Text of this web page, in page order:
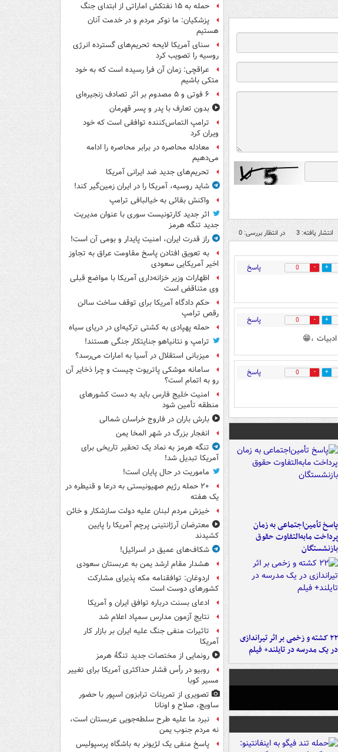
انتشار یافته: 3 در انتظار بررسی: 0
0 پاسخ
0 پاسخ
،😁
0 پاسخ
پاسخ تأمین‌اجتماعی به زمان
پرداخت مابه‌التفاوت حقوق
بازنشستگان
۲۲ کشته و زخمی بر اثر تیراندازی
در یک مدرسه در تایلند+ فیلم
حمله به ۱۵ نفتکش‌ اماراتی از ابتدای جنگ
پزشکیان: ما نوکر مردم و در خدمت آنان
هستیم
سنای آمریکا لایحه تحریم‌های گسترده انرژی
روسیه را تصویب کرد
عراقچی: زمان آن فرا رسیده است که به خود
متکی باشیم
۶ فوتی و ۵ مصدوم بر اثر تصادف زنجیره‌ای
بدون تعارف با پدر و پسر قهرمان
ترامپ التماس‌کننده توافقی است که خود
ویران کرد
معادله محاصره در برابر محاصره را ادامه
می‌دهیم
تحریم‌های جدید ضد ایرانی آمریکا
شاید روسیه، آمریکا را در ایران زمین‌گیر کند!
واکنش بقائی به خیالبافی ترامپ
اثر جدید کارتونیست سوری با عنوان مدیریت
جدید تنگه هرمز
راز قدرت ایران، امنیت پایدار و بومی آن است!
به تعویق افتادن پاسخ مقاومت عراق به تجاوز
اخیر آمریکایی سعودی
اظهارات وزیر خزانه‌داری آمریکا با مواضع قبلی
وی متناقض است
حکم دادگاه آمریکا برای توقف ساخت سالن
رقص ترامپ
حمله پهپادی به کشتی ترکیه‌ای در دریای سیاه
ترامپ و نتانیاهو جنایتکار جنگی هستند!
میزبانی استقلال در آسیا به امارات می‌رسد؟
سامانه موشکی پاتریوت چیست و چرا ذخایر آن
رو به اتمام است؟
امنیت خلیج فارس باید به دست کشورهای
منطقه تأمین شود
بارش باران در فاروج خراسان شمالی
انفجار بزرگ در شهر المخا یمن
تنگه هرمز به نماد یک تحقیر تاریخی برای
آمریکا تبدیل شد!
ماموریت در حال پایان است!
۲۰ حمله رژیم صهیونیستی به درعا و قنیطره در
یک هفته
خیزش مردم لبنان علیه دولت سازشکار و خائن
معترضان آرژانتینی پرچم آمریکا را پایین
کشیدند
شکاف‌های عمیق در اسرائیل!
هشدار مقام ارشد یمن به عربستان سعودی
اردوغان: توافقنامه مکه پذیرای مشارکت
کشورهای دوست است
ادعای بسنت درباره توافق ایران و آمریکا
نتایج آزمون مدارس سمپاد اعلام شد
تاثیرات منفی جنگ علیه ایران بر بازار کار
آمریکا
رونمایی از مختصات جدید تنگۀ هرمز
روبیو در رأس فشار حداکثری آمریکا برای تغییر
مسیر کوبا
تصویری از تمرینات ترابزون اسپور با حضور
ساویچ، صلاح و اونانا
نبرد ما علیه طرح سلطه‌جویی عربستان است،
نه مردم جنوب یمن
پاسخ منفی یک لژیونر به باشگاه پرسپولیس